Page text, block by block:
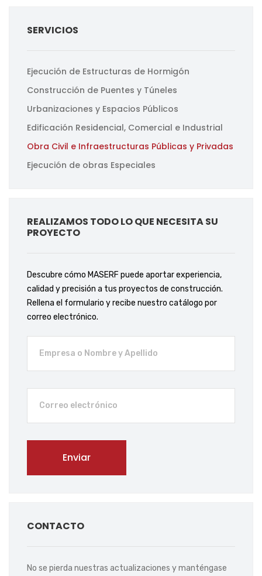
SERVICIOS
Ejecución de Estructuras de Hormigón
Construcción de Puentes y Túneles
Urbanizaciones y Espacios Públicos
Edificación Residencial, Comercial e Industrial
Obra Civil e Infraestructuras Públicas y Privadas
Ejecución de obras Especiales
REALIZAMOS TODO LO QUE NECESITA SU
PROYECTO
Descubre cómo MASERF puede aportar experiencia,
calidad y precisión a tus proyectos de construcción.
Rellena el formulario y recibe nuestro catálogo por
correo electrónico.
CONTACTO
No se pierda nuestras actualizaciones y manténgase